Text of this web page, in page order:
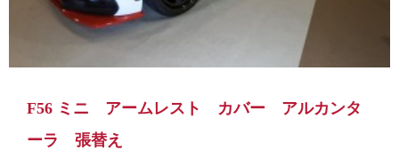
F56 ミニ アームレスト カバー アルカンタ
ーラ 張替え